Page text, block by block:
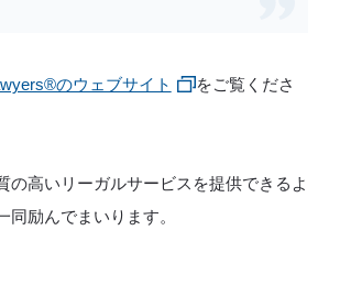
のウェブサイト
をご覧くださ
の高いリーガルサービスを提供できるよ
同励んでまいります。